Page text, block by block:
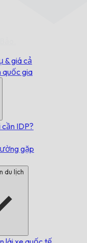
& giá cả
quốc gia
IDP?
gặp
du lịch